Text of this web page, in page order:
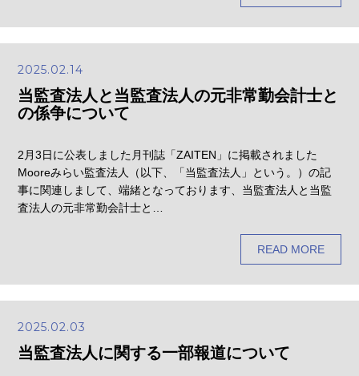
2025.02.14
当監査法人と当監査法人の元非常勤会計士と
の係争について
2月3日に公表しました月刊誌「ZAITEN」に掲載されました
Mooreみらい監査法人（以下、「当監査法人」という。）の記
事に関連しまして、端緒となっております、当監査法人と当監
査法人の元非常勤会計士と…
READ MORE
2025.02.03
当監査法人に関する一部報道について